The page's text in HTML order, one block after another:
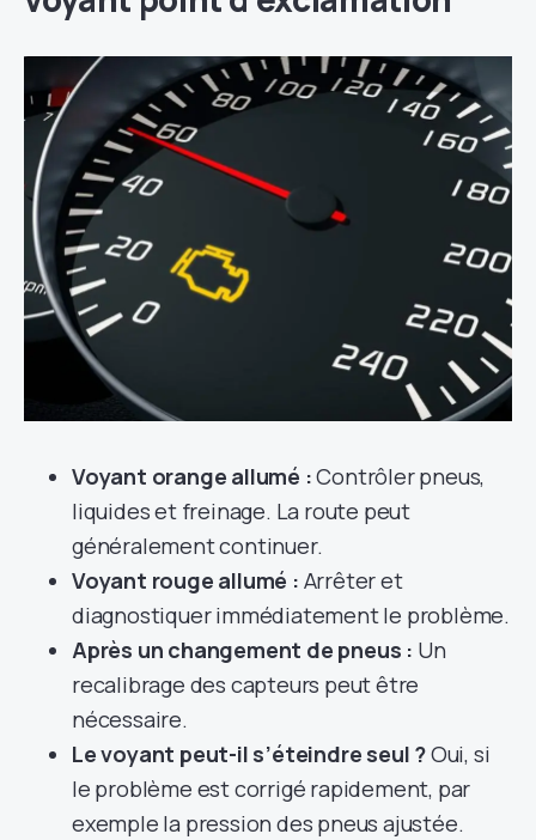
Voyant orange allumé :Contrôler pneus,
liquides et freinage. La route peut
généralement continuer.
Voyant rouge allumé : Arrêter et
diagnostiquer immédiatement le problème.
Après un changement de pneus : Un
recalibrage des capteurs peut être
nécessaire.
Le voyant peut-il s’éteindre seul ?Oui, si
le problème est corrigé rapidement, par
exemple la pression des pneus ajustée.